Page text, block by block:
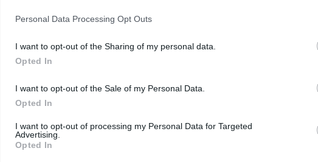
Personal Data Processing Opt Outs
I want to opt-out of the Sharing of my personal data.
Opted In
I want to opt-out of the Sale of my Personal Data.
Opted In
I want to opt-out of processing my Personal Data for Targeted
Advertising.
Opted In